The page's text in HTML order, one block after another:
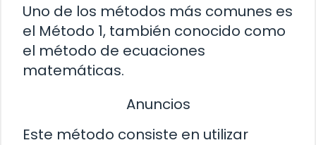
Uno de los métodos más comunes es
el Método 1, también conocido como
el método de ecuaciones
matemáticas.
Anuncios
Este método consiste en utilizar